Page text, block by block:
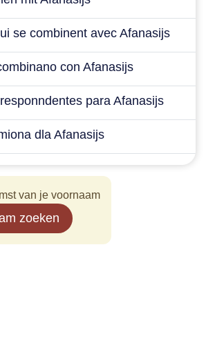
se combinent avec Afanasijs
con Afanasijs
para Afanasijs
dla Afanasijs
van je voornaam
zoeken